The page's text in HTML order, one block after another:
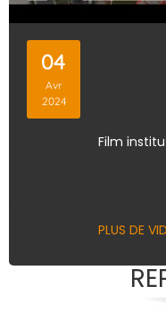
Film
04
Avr
2024
PLUS DE